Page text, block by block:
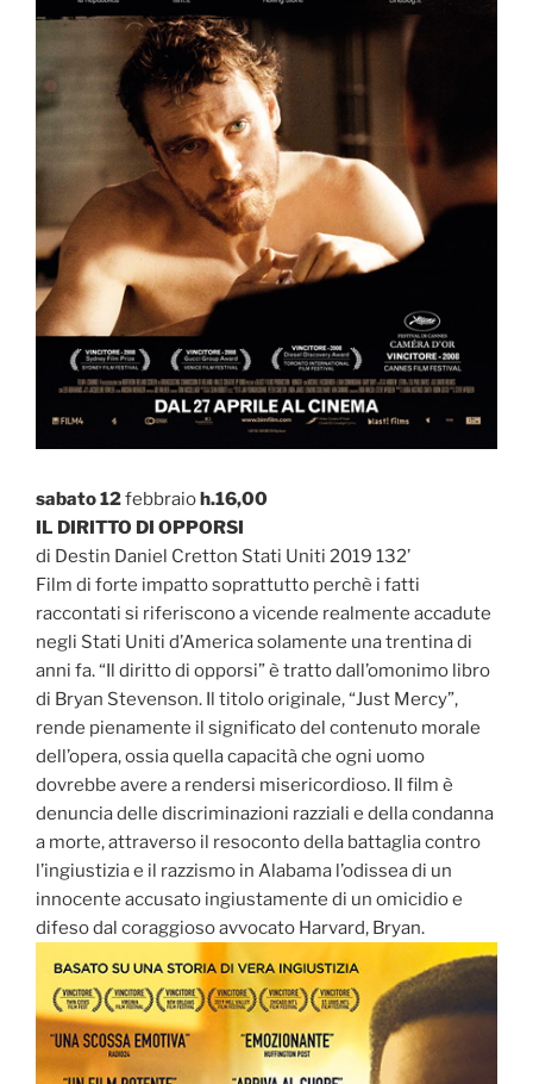
sabato 12febbraioh.16,00
IL DIRITTO DI OPPORSI
di Destin Daniel Cretton Stati Uniti 2019 132’
Film di forte impatto soprattutto perchè i fatti
raccontati si riferiscono a vicende realmente accadute
negli Stati Uniti d’America solamente una trentina di
anni fa. “Il diritto di opporsi” è tratto dall’omonimo libro
di Bryan Stevenson. Il titolo originale, “Just Mercy”,
rende pienamente il significato del contenuto morale
dell’opera, ossia quella capacità che ogni uomo
dovrebbe avere a rendersi misericordioso. Il film è
denuncia delle discriminazioni razziali e della condanna
a morte, attraverso il resoconto della battaglia contro
l’ingiustizia e il razzismo in Alabama l’odissea di un
innocente accusato ingiustamente di un omicidio e
difeso dal coraggioso avvocato Harvard, Bryan.